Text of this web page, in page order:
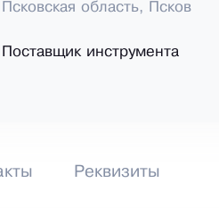
Псковская область, Псков
Поставщик инструмента
Реквизиты